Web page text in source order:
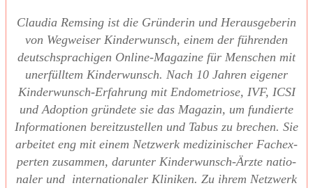
Clau­dia Rem­sing ist die Grün­de­rin und Her­aus­ge­be­rin
von Weg­wei­ser Kin­der­wunsch, einem der füh­ren­den
deutsch­spra­chi­gen Online-Maga­zi­ne für Men­schen mit
uner­füll­tem Kin­der­wunsch. Nach 10 Jah­ren eige­ner
Kin­der­wunsch-Erfah­rung mit Endo­me­trio­se, IVF, ICSI
und Adop­ti­on grün­de­te sie das Maga­zin, um fun­dier­te
Infor­ma­tio­nen bereit­zu­stel­len und Tabus zu bre­chen. Sie
arbei­tet eng mit einem Netz­werk medi­zi­ni­scher Fach­ex­
per­ten zusam­men, dar­un­ter Kin­der­wunsch-Ärz­te natio­
na­ler und inter­na­tio­na­ler Kli­ni­ken. Zu ihrem Netz­werk